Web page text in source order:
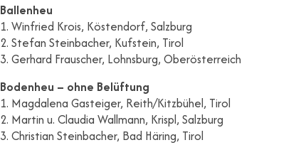
Ballenheu
1. Winfried Krois, Köstendorf, Salzburg
2. Stefan Steinbacher, Kufstein, Tirol
3. Gerhard Frauscher, Lohnsburg, Oberösterreich
Bodenheu – ohne Belüftung
1. Magdalena Gasteiger, Reith/Kitzbühel, Tirol
2. Martin u. Claudia Wallmann, Krispl, Salzburg
3. Christian Steinbacher, Bad Häring, Tirol